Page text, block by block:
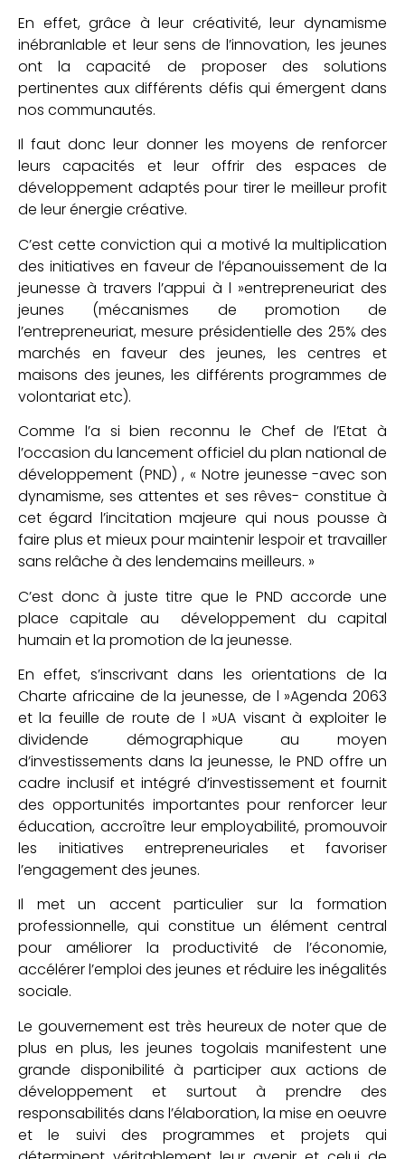
En effet, grâce à leur créativité, leur dynamisme
inébranlable et leur sens de l’innovation, les jeunes
ont la capacité de proposer des solutions
pertinentes aux différents défis qui émergent dans
nos communautés.
Il faut donc leur donner les moyens de renforcer
leurs capacités et leur offrir des espaces de
développement adaptés pour tirer le meilleur profit
de leur énergie créative.
C’est cette conviction qui a motivé la multiplication
des initiatives en faveur de l’épanouissement de la
jeunesse à travers l’appui à l »entrepreneuriat des
jeunes (mécanismes de promotion de
l’entrepreneuriat, mesure présidentielle des 25% des
marchés en faveur des jeunes, les centres et
maisons des jeunes, les différents programmes de
volontariat etc).
Comme l’a si bien reconnu le Chef de l’Etat à
l’occasion du lancement officiel du plan national de
développement (PND) , « Notre jeunesse -avec son
dynamisme, ses attentes et ses rêves- constitue à
cet égard l’incitation majeure qui nous pousse à
faire plus et mieux pour maintenir lespoir et travailler
sans relâche à des lendemains meilleurs. »
C’est donc à juste titre que le PND accorde une
place capitale au développement du capital
humain et la promotion de la jeunesse.
En effet, s’inscrivant dans les orientations de la
Charte africaine de la jeunesse, de l »Agenda 2063
et la feuille de route de l »UA visant à exploiter le
dividende démographique au moyen
d’investissements dans la jeunesse, le PND offre un
cadre inclusif et intégré d’investissement et fournit
des opportunités importantes pour renforcer leur
éducation, accroître leur employabilité, promouvoir
les initiatives entrepreneuriales et favoriser
l’engagement des jeunes.
Il met un accent particulier sur la formation
professionnelle, qui constitue un élément central
pour améliorer la productivité de l’économie,
accélérer l’emploi des jeunes et réduire les inégalités
sociale.
Le gouvernement est très heureux de noter que de
plus en plus, les jeunes togolais manifestent une
grande disponibilité à participer aux actions de
développement et surtout à prendre des
responsabilités dans l’élaboration, la mise en oeuvre
et le suivi des programmes et projets qui